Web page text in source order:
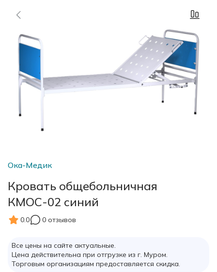
Ока-Медик
Кровать общебольничная
КМОС-02 синий
0.0 0 отзывов
Все цены на сайте актуальные.
Цена действительна при отгрузке из г. Муром.
Торговым организациям предоставляется скидка.